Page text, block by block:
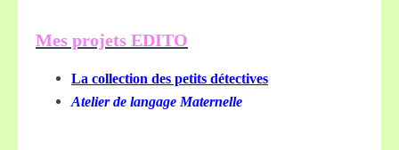
Mes projets EDITO
La collection des petits détectives
Atelier de langage Maternelle